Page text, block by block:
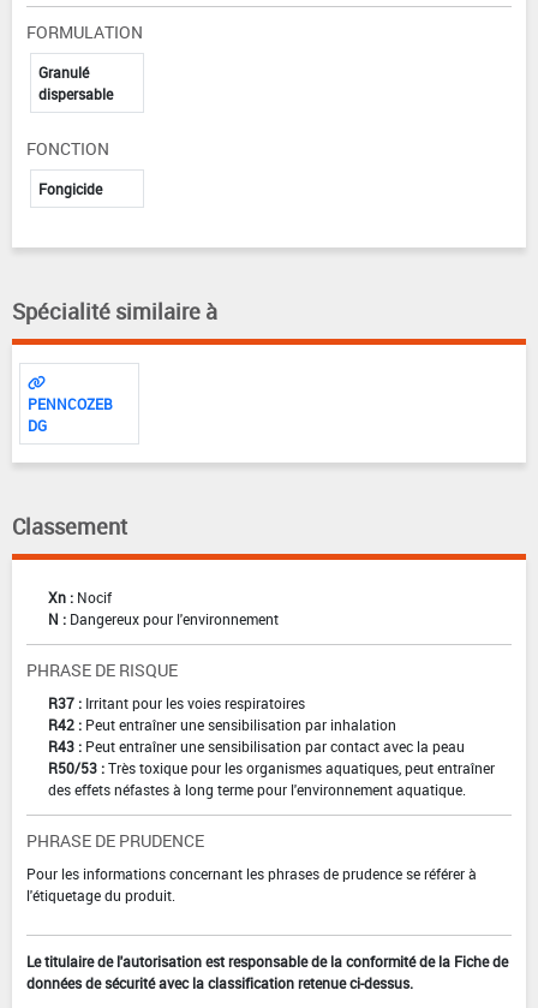
FORMULATION
Granulé
dispersable
FONCTION
Fongicide
Spécialité similaire à
PENNCOZEB
DG
Classement
Xn : Nocif
N : Dangereux pour l'environnement
PHRASE DE RISQUE
R37 : Irritant pour les voies respiratoires
R42 : Peut entraîner une sensibilisation par inhalation
R43 : Peut entraîner une sensibilisation par contact avec la peau
R50/53 :Très toxique pour les organismes aquatiques, peut entraîner
des effets néfastes à long terme pour l'environnement aquatique.
PHRASE DE PRUDENCE
Pour les informations concernant les phrases de prudence se référer à
l'étiquetage du produit.
Le titulaire de l'autorisation est responsable de la conformité de la Fiche de
données de sécurité avec la classification retenue ci-dessus.